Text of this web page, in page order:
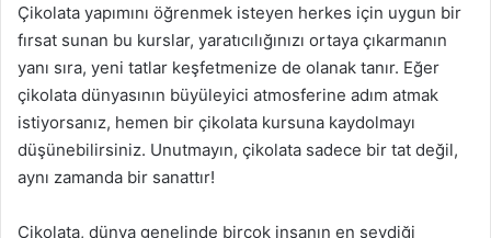
Çikolata yapımını öğrenmek isteyen herkes için uygun bir
fırsat sunan bu kurslar, yaratıcılığınızı ortaya çıkarmanın
yanı sıra, yeni tatlar keşfetmenize de olanak tanır. Eğer
çikolata dünyasının büyüleyici atmosferine adım atmak
istiyorsanız, hemen bir çikolata kursuna kaydolmayı
düşünebilirsiniz. Unutmayın, çikolata sadece bir tat değil,
aynı zamanda bir sanattır!
Çikolata, dünya genelinde birçok insanın en sevdiği